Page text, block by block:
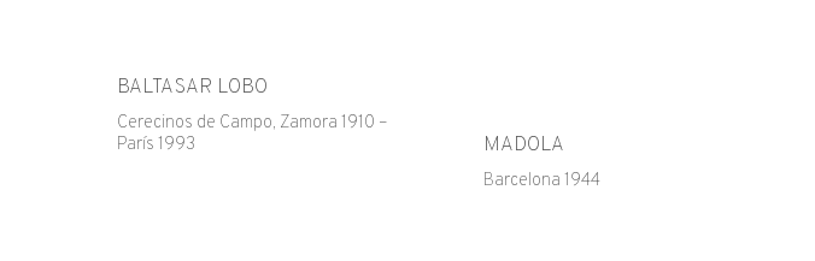
BALTASAR LOBO
Cerecinos de Campo, Zamora 1910 –
París 1993
MADOLA
Barcelona 1944